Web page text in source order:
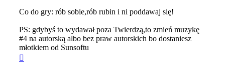
Co do gry: rób sobie,rób rubin i ni poddawaj się!
PS: gdybyś to wydawał poza Twierdzą,to zmień muzykę
#4 na autorską albo bez praw autorskich bo dostaniesz
młotkiem od Sunsoftu